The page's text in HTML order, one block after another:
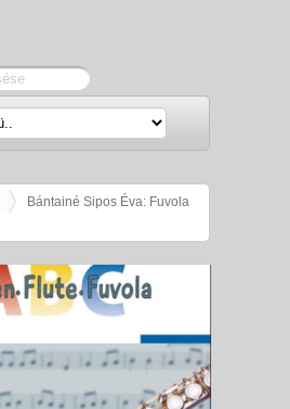
Bántainé Sipos Éva: Fuvola